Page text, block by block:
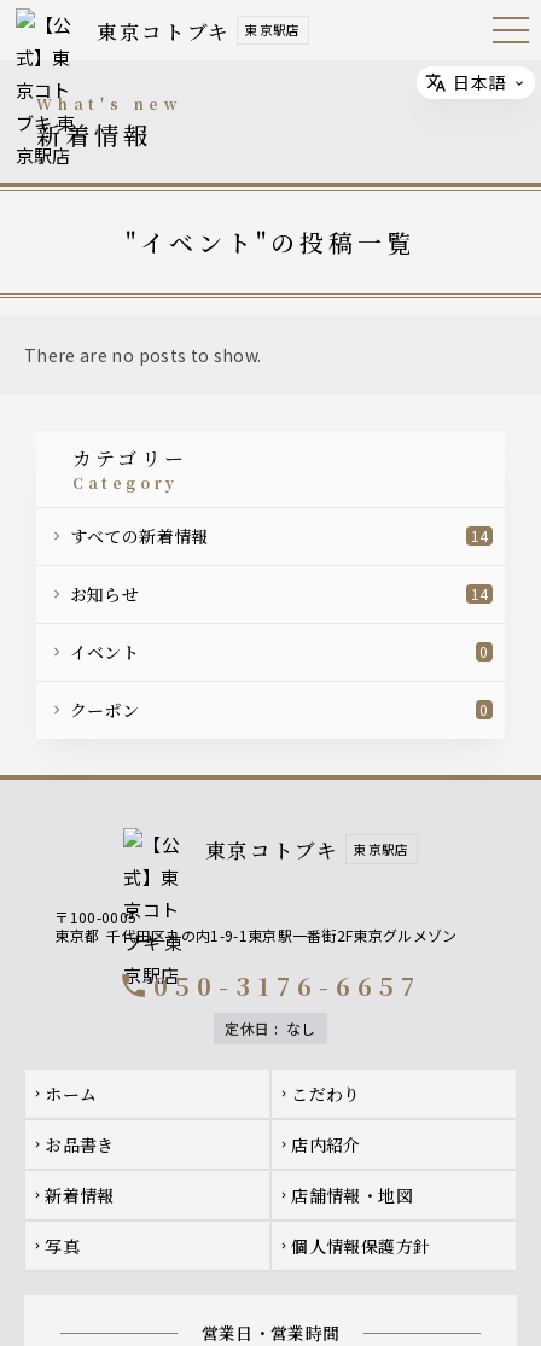
東京コトブキ 東京駅店 Open
Navig
what's new
新着情報
"イベント"の投稿一覧
There are no posts to show.
カテゴリー
category
すべての新着情報 14
お知らせ 14
イベント 0
クーポン 0
Select
日本語
東京コトブキ 東京駅店
〒100-0005
東京都 千代田区丸の内1-9-1東京駅一番街2F東京グルメゾン
call050-3176-6657
定休日 : なし
Footer navigation
chevron_right ホーム chevron_right こだわり
chevron_right お品書き chevron_right 店内紹介
chevron_right 新着情報 chevron_right 店舗情報・地図
chevron_right 写真 chevron_right 個人情報保護方針
営業日・営業時間